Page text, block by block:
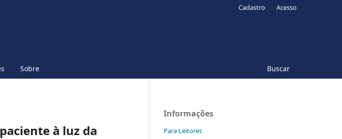
Sobre Buscar
Cadastro Acesso
à luz da
Informações
Para Leitores